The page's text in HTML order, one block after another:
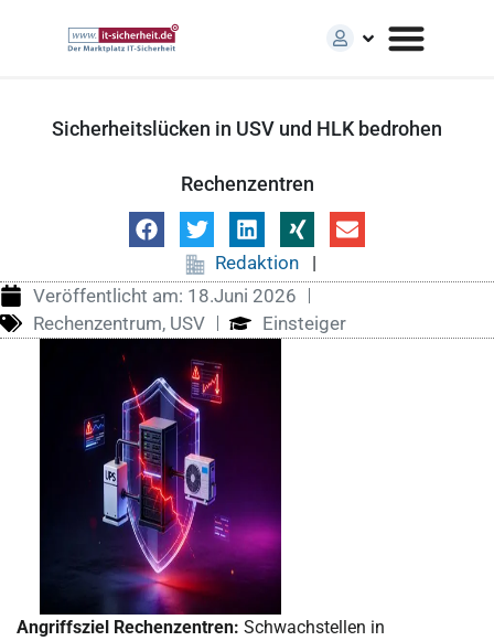
Sicherheitslücken in USV und HLK bedrohen
Rechenzentren
Redaktion
|
Veröffentlicht am: 18.Juni 2026
Rechenzentrum, USV Einsteiger
Angriffsziel Rechenzentren: Schwachstellen in